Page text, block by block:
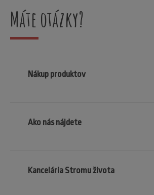
Máte otázky?
Nákup produktov
Ako nás nájdete
Kancelária Stromu života